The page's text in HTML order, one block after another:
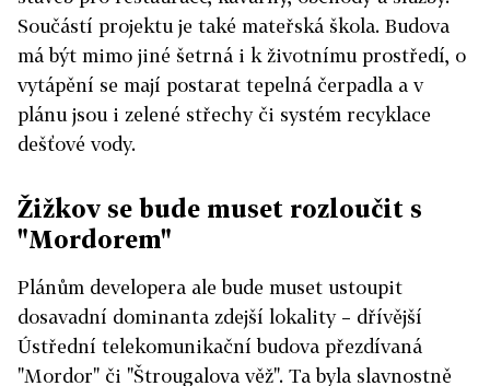
Součástí projektu je také mateřská škola. Budova
má být mimo jiné šetrná i k životnímu prostředí, o
vytápění se mají postarat tepelná čerpadla a v
plánu jsou i zelené střechy či systém recyklace
dešťové vody.
Žižkov se bude muset rozloučit s
"Mordorem"
Plánům developera ale bude muset ustoupit
dosavadní dominanta zdejší lokality – dřívější
Ústřední telekomunikační budova přezdívaná
"Mordor" či "Štrougalova věž". Ta byla slavnostně